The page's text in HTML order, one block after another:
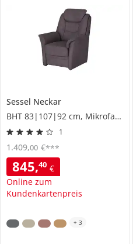
Sessel Neckar
BHT 83|107|92 cm, Mikrofaser
1
845,40 €
Online zum
Kundenkartenpreis
1.409,00 €***
+ 3